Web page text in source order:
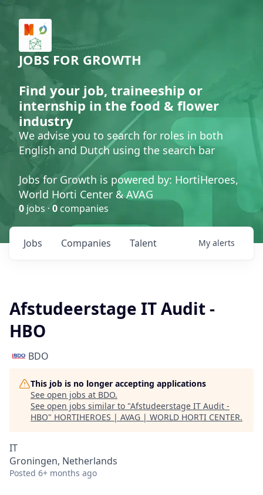
JOBS FOR GROWTH
Find your job, traineeship or
internship in the food & flower
industry
We advise you to search for roles in both
English and Dutch using the search bar
Jobs for Growth is powered by: HortiHeroes,
World Horti Center & AVAG
0 jobs · 0 companies
Jobs Companies Talent My alerts
Afstudeerstage IT Audit -
HBO
BDO
This job is no longer accepting applications
See open jobs at BDO.
See open jobs similar to "Afstudeerstage IT Audit -
HBO" HORTIHEROES | AVAG | WORLD HORTI CENTER.
IT
Groningen, Netherlands
Posted 6+ months ago